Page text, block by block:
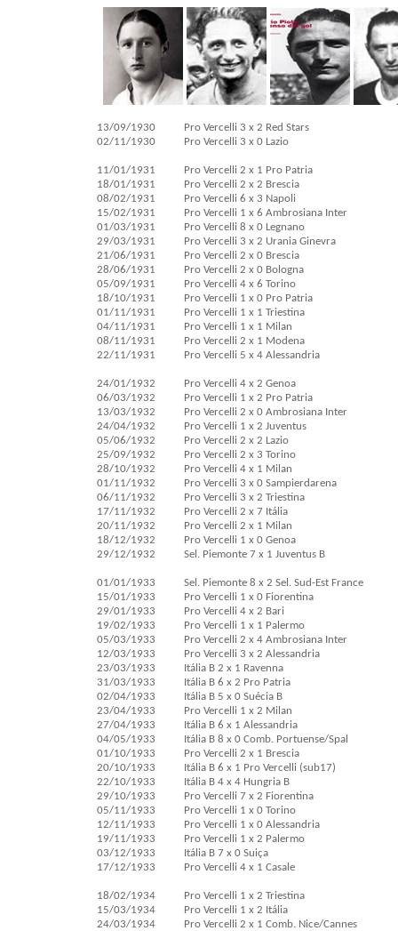
13/09/1930
02/11/1930
11/01/1931
18/01/1931
08/02/1931
15/02/1931
01/03/1931
29/03/1931
21/06/1931
28/06/1931
05/09/1931
18/10/1931
01/11/1931
04/11/1931
08/11/1931
22/11/1931
24/01/1932
06/03/1932
13/03/1932
24/04/1932
05/06/1932
25/09/1932
28/10/1932
01/11/1932
06/11/1932
17/11/1932
20/11/1932
18/12/1932
29/12/1932
01/01/1933
15/01/1933
29/01/1933
19/02/1933
05/03/1933
12/03/1933
23/03/1933
31/03/1933
02/04/1933
23/04/1933
27/04/1933
04/05/1933
01/10/1933
20/10/1933
22/10/1933
29/10/1933
05/11/1933
12/11/1933
19/11/1933
03/12/1933
17/12/1933
18/02/1934
15/03/1934
24/03/1934
Pro Vercelli 3 x 2 Red Stars
Pro Vercelli 3 x 0 Lazio
Pro Vercelli 2 x 1 Pro Patria
Pro Vercelli 2 x 2 Brescia
Pro Vercelli 6 x 3 Napoli
Pro Vercelli 1 x 6 Ambrosiana Inter
Pro Vercelli 8 x 0 Legnano
Pro Vercelli 3 x 2 Urania Ginevra
Pro Vercelli 2 x 0 Brescia
Pro Vercelli 2 x 0 Bologna
Pro Vercelli 4 x 6 Torino
Pro Vercelli 1 x 0 Pro Patria
Pro Vercelli 1 x 1 Triestina
Pro Vercelli 1 x 1 Milan
Pro Vercelli 2 x 1 Modena
Pro Vercelli 5 x 4 Alessandria
Pro Vercelli 4 x 2 Genoa
Pro Vercelli 1 x 2 Pro Patria
Pro Vercelli 2 x 0 Ambrosiana Inter
Pro Vercelli 1 x 2 Juventus
Pro Vercelli 2 x 2 Lazio
Pro Vercelli 2 x 3 Torino
Pro Vercelli 4 x 1 Milan
Pro Vercelli 3 x 0 Sampierdarena
Pro Vercelli 3 x 2 Triestina
Pro Vercelli 2 x 7 Itália
Pro Vercelli 2 x 1 Milan
Pro Vercelli 1 x 0 Genoa
Sel. Piemonte 7 x 1 Juventus B
Sel. Piemonte 8 x 2 Sel. Sud-Est France
Pro Vercelli 1 x 0 Fiorentina
Pro Vercelli 4 x 2 Bari
Pro Vercelli 1 x 1 Palermo
Pro Vercelli 2 x 4 Ambrosiana Inter
Pro Vercelli 3 x 2 Alessandria
Itália B 2 x 1 Ravenna
Itália B 6 x 2 Pro Patria
Itália B 5 x 0 Suécia B
Pro Vercelli 1 x 2 Milan
Itália B 6 x 1 Alessandria
Itália B 8 x 0 Comb. Portuense/Spal
Pro Vercelli 2 x 1 Brescia
Itália B 6 x 1 Pro Vercelli (sub17)
Itália B 4 x 4 Hungria B
Pro Vercelli 7 x 2 Fiorentina
Pro Vercelli 1 x 0 Torino
Pro Vercelli 1 x 0 Alessandria
Pro Vercelli 1 x 2 Palermo
Itália B 7 x 0 Suiça
Pro Vercelli 4 x 1 Casale
Pro Vercelli 1 x 2 Triestina
Pro Vercelli 1 x 2 Itália
Pro Vercelli 2 x 1 Comb. Nice/Cannes